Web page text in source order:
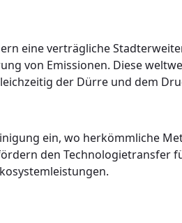
eine verträgliche
von Emissionen. Diese
der Dürre und dem
ein, wo herkömmliche
den